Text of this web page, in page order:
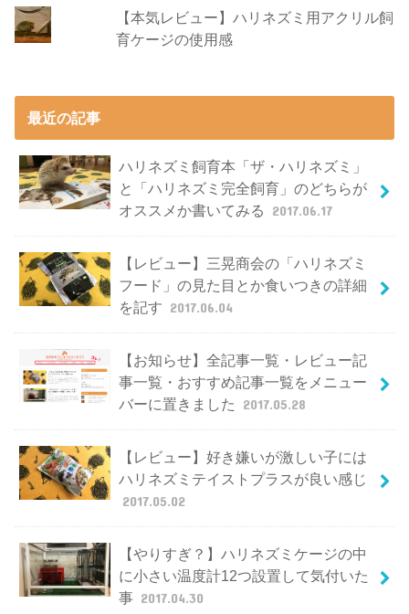
【本気レビュー】ハリネズミ用アクリル飼
育ケージの使用感
最近の記事
ハリネズミ飼育本「ザ・ハリネズミ」
と「ハリネズミ完全飼育」のどちらが
オススメか書いてみる
2017.06.17
【レビュー】三晃商会の「ハリネズミ
フード」の見た目とか食いつきの詳細
を記す 2017.06.04
【お知らせ】全記事一覧・レビュー記
事一覧・おすすめ記事一覧をメニュー
バーに置きました
2017.05.28
【レビュー】好き嫌いが激しい子には
ハリネズミテイストプラスが良い感じ
2017.05.02
【やりすぎ？】ハリネズミケージの中
に小さい温度計12つ設置して気付いた
事 2017.04.30